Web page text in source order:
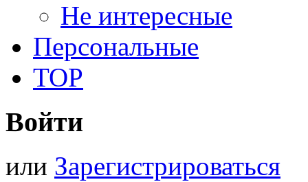
Не интересные
Персональные
TOP
Войти
или Зарегистрироваться